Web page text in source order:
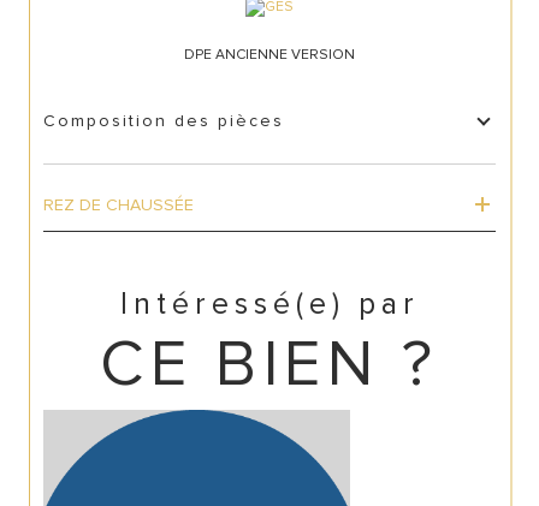
DPE ANCIENNE VERSION
Composition des pièces
REZ DE CHAUSSÉE
Intéressé(e) par
CE BIEN ?